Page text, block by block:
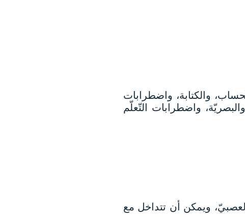
والكتابة، واضطرابات
واضطرابات التّعلّم
ويمكن أن تتداخل مع